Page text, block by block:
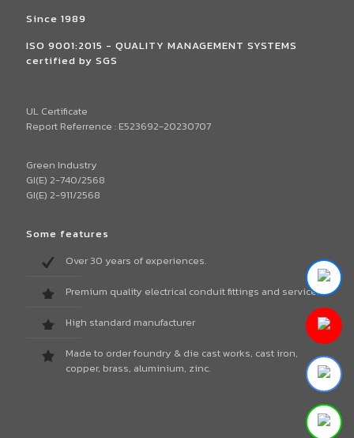
Since 1989
ISO 9001:2015 - QUALITY MANAGEMENT SYSTEMS
certified by SGS
UL Certificate
Report Referrence : E523692-20230707
Green Industry
GI(E) 2-740/2568
GI(E) 2-911/2568
Some features
Over 30 years of experiences.
Premium quality electrical conduit fittings and services.
High standard manufacturer
Made to order foundry & die cast works, cast iron,
copper, brass, aluminium, zinc.